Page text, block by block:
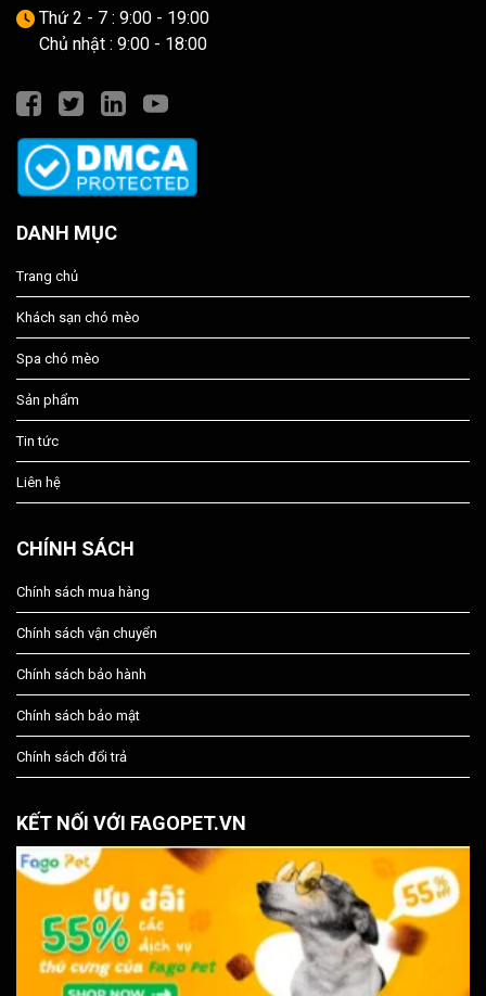
Thứ 2 - 7 : 9:00 - 19:00
Chủ nhật : 9:00 - 18:00
DANH MỤC
Trang chủ
Khách sạn chó mèo
Spa chó mèo
Sản phẩm
Tin tức
Liên hệ
CHÍNH SÁCH
Chính sách mua hàng
Chính sách vận chuyển
Chính sách bảo hành
Chính sách bảo mật
Chính sách đổi trả
KẾT NỐI VỚI FAGOPET.VN